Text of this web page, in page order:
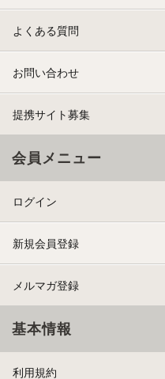
よくある質問
お問い合わせ
提携サイト募集
会員メニュー
ログイン
新規会員登録
メルマガ登録
基本情報
利用規約